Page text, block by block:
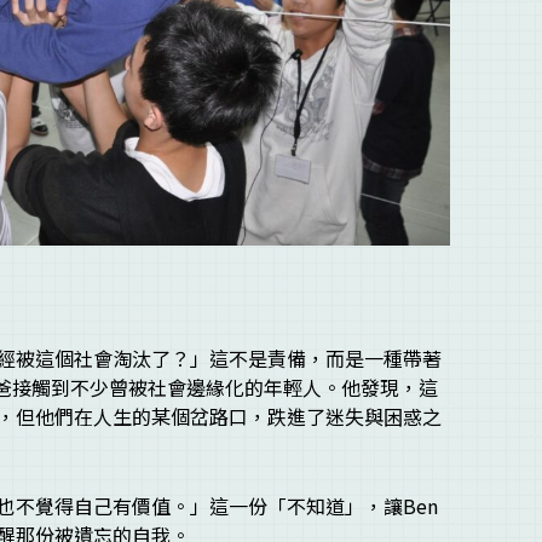
被這個社會淘汰了？」這不是責備，而是一種帶著
觸到不少曾被社會邊緣化的年輕人。他發現，這
但他們在人生的某個岔路口，跌進了迷失與困惑之
不覺得自己有價值。」這一份「不知道」，讓Ben
那份被遺忘的自我。